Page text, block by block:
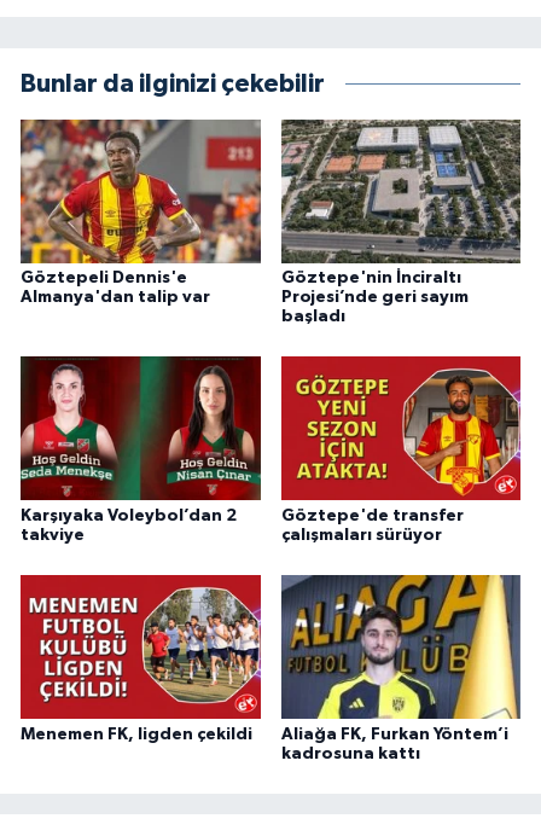
Bunlar da ilginizi çekebilir
Göztepeli Dennis'e
Almanya'dan talip var
Göztepe'nin İnciraltı
Projesi’nde geri sayım
başladı
Karşıyaka Voleybol’dan 2
takviye
Göztepe'de transfer
çalışmaları sürüyor
Menemen FK, ligden çekildi
Aliağa FK, Furkan Yöntem’i
kadrosuna kattı